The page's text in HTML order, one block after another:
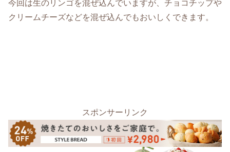
今回は生のリンゴを混ぜ込んでいますが、チョコチップや
クリームチーズなどを混ぜ込んでもおいしくできます。
スポンサーリンク